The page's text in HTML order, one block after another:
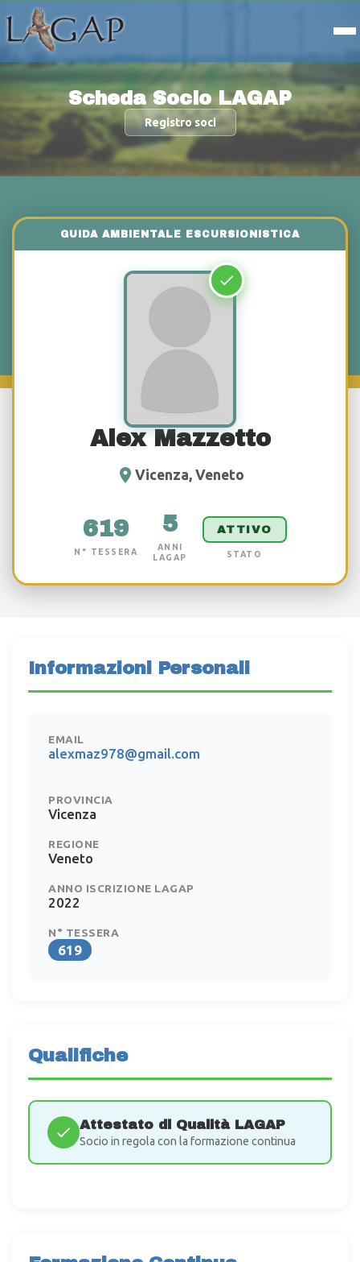
Scheda Socio LAGAP
Registro soci
Alex Mazzetto
Vicenza, Veneto
619
N° TESSERA
5
ANNI
LAGAP
ATTIVO
STATO
Informazioni Personali
EMAIL
alexmaz978@gmail.com
PROVINCIA
Vicenza
REGIONE
Veneto
ANNO ISCRIZIONE LAGAP
2022
N° TESSERA
619
Qualifiche
Attestato di Qualità LAGAP
Socio in regola con la formazione continua